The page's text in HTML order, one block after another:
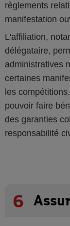
règlements
manifestation
L'affiliation,
délégataire,
administratives
certaines
les
pouvoir faire
des garanties
responsabilité
6